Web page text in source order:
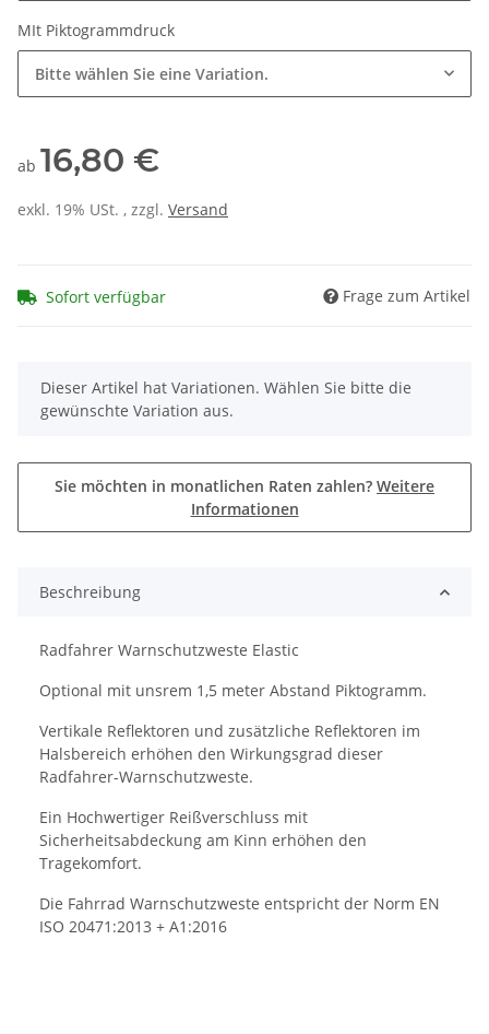
MIt Piktogrammdruck
Bitte wählen Sie eine Variation.
ab 16,80 €
exkl. 19% USt. , zzgl. Versand
Sofort verfügbar Frage zum Artikel
x
Dieser Artikel hat Variationen. Wählen Sie bitte die
gewünschte Variation aus.
Sie möchten in monatlichen Raten zahlen? Weitere
Informationen
Beschreibung
Radfahrer Warnschutzweste Elastic
Optional mit unsrem 1,5 meter Abstand Piktogramm.
Vertikale Reflektoren und zusätzliche Reflektoren im
Halsbereich erhöhen den Wirkungsgrad dieser
Radfahrer-Warnschutzweste.
Ein Hochwertiger Reißverschluss mit
Sicherheitsabdeckung am Kinn erhöhen den
Tragekomfort.
Die Fahrrad Warnschutzweste entspricht der Norm EN
ISO 20471:2013 + A1:2016